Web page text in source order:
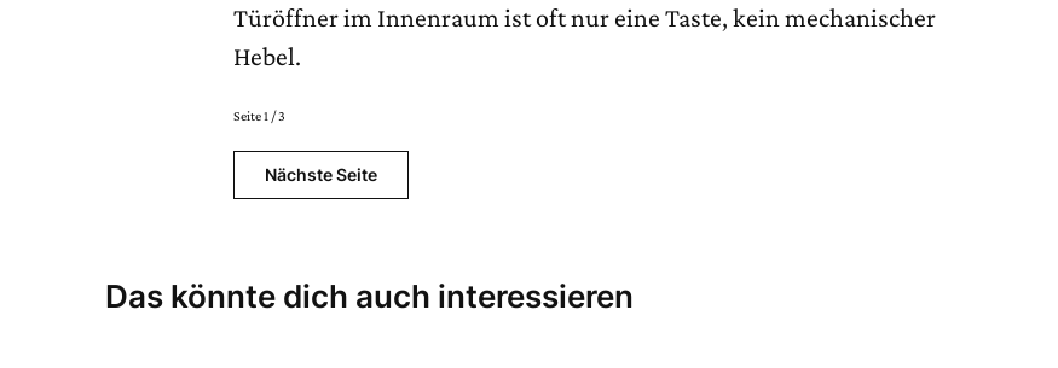
Türöffner im Innenraum ist oft nur eine Taste, kein mechanischer
Hebel.
Seite 1 / 3
Nächste Seite
Das könnte dich auch interessieren